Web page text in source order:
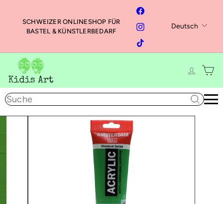
Pause
Diashow
SCHWEIZER ONLINESHOP FÜR
BASTEL & KÜNSTLERBEDARF
Facebook
InstagramSprache
Deutsch
i
d
i
Suche